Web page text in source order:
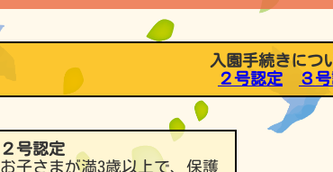
入園手続きにつ
２号認定
３
２号認定
お子さまが満3歳以上で、保護